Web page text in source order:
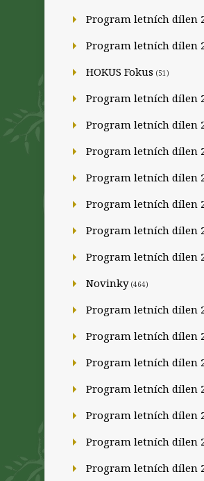
Program letních dílen
Program letních dílen
HOKUS Fokus (51)
Program letních dílen
Program letních dílen
Program letních dílen
Program letních dílen
Program letních dílen
Program letních dílen
Program letních dílen
Novinky(464)
Program letních dílen
Program letních dílen
Program letních dílen
Program letních dílen
Program letních dílen
Program letních dílen
Program letních dílen